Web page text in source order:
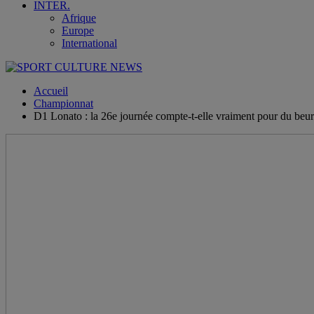
INTER.
Afrique
Europe
International
Accueil
Championnat
D1 Lonato : la 26e journée compte-t-elle vraiment pour du